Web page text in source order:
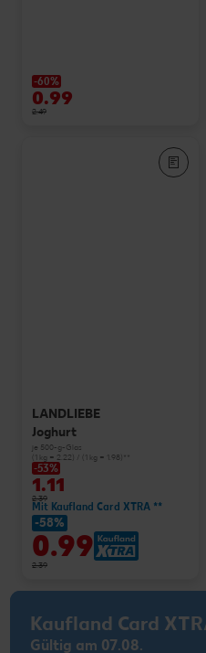
-60%
0.99
2.49
LANDLIEBE
Joghurt
je 500-g-Glas
(1 kg = 2.22) / (1 kg = 1.98)**
-53%
1.11
2.39
Mit Kaufland Card XTRA **
-58%
0.99
2.39
Kaufland Card
Gültig am 07.08.